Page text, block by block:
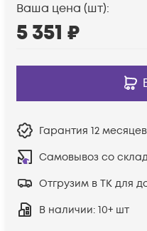
Ваша цена (шт):
5 351 ₽
Гарантия 12 месяцев
Самовывоз со
Отгрузим в ТК для
В наличии: 10+ шт